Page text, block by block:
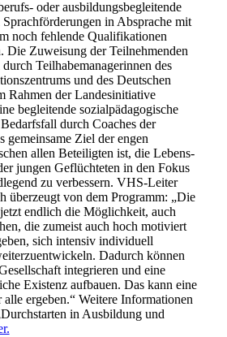
oder ausbildungsbegleitende
in Absprache mit
noch fehlende Qualifikationen
Die Zuweisung der Teilnehmenden
Teilhabemanagerinnen des
und des Deutschen
Rahmen der Landesinitiative
begleitende sozialpädagogische
durch Coaches der
gemeinsame Ziel der engen
allen Beteiligten ist, die Lebens-
jungen Geflüchteten in den Fokus
zu verbessern. VHS-Leiter
überzeugt von dem Programm: „Die
endlich die Möglichkeit, auch
die zumeist auch hoch motiviert
sich intensiv individuell
Dadurch können
integrieren und eine
Existenz aufbauen. Das kann eine
ergeben.“ Weitere Informationen
in Ausbildung und